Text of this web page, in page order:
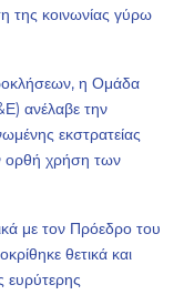
της κοινωνίας γύρω
η Ομάδα
ανέλαβε την
εκστρατείας
ορθή χρήση των
με τον Πρόεδρο του
θετικά και
ευρύτερης